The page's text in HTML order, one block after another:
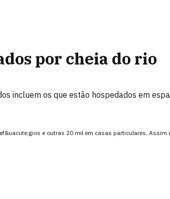
por cheia do rio
incluem os que estão hospedados em
e outras 20 mil em casas particulares. Assim